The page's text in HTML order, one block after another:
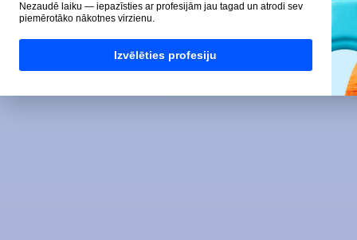
Nezaudē laiku — iepazīsties ar profesijām jau tagad un atrodi sev
piemērotāko nākotnes virzienu.
Izvēlēties profesiju